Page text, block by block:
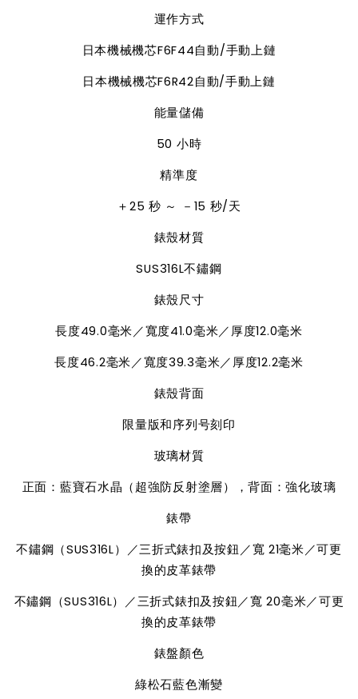
運作方式
日本機械機芯F6F44自動/手動上鏈
日本機械機芯F6R42自動/手動上鏈
能量儲備
50 小時
精準度
＋ 25秒 ～ － 15 秒/天
錶殼材質
SUS316L不鏽鋼
錶殼尺寸
長度49.0毫米／寬度41.0毫米／厚度12.0毫米
長度46.2毫米／寬度39.3毫米／厚度12.2毫米
錶殼背面
限量版和序列号刻印
玻璃材質
正面：藍寶石水晶（超強防反射塗層），背面：強化玻璃
錶帶
不鏽鋼（SUS316L）／三折式錶扣及按鈕／寬 21毫米／可更
換的皮革錶帶
不鏽鋼（SUS316L）／三折式錶扣及按鈕／寬 20毫米／可更
換的皮革錶帶
錶盤顏色
綠松石藍色漸變